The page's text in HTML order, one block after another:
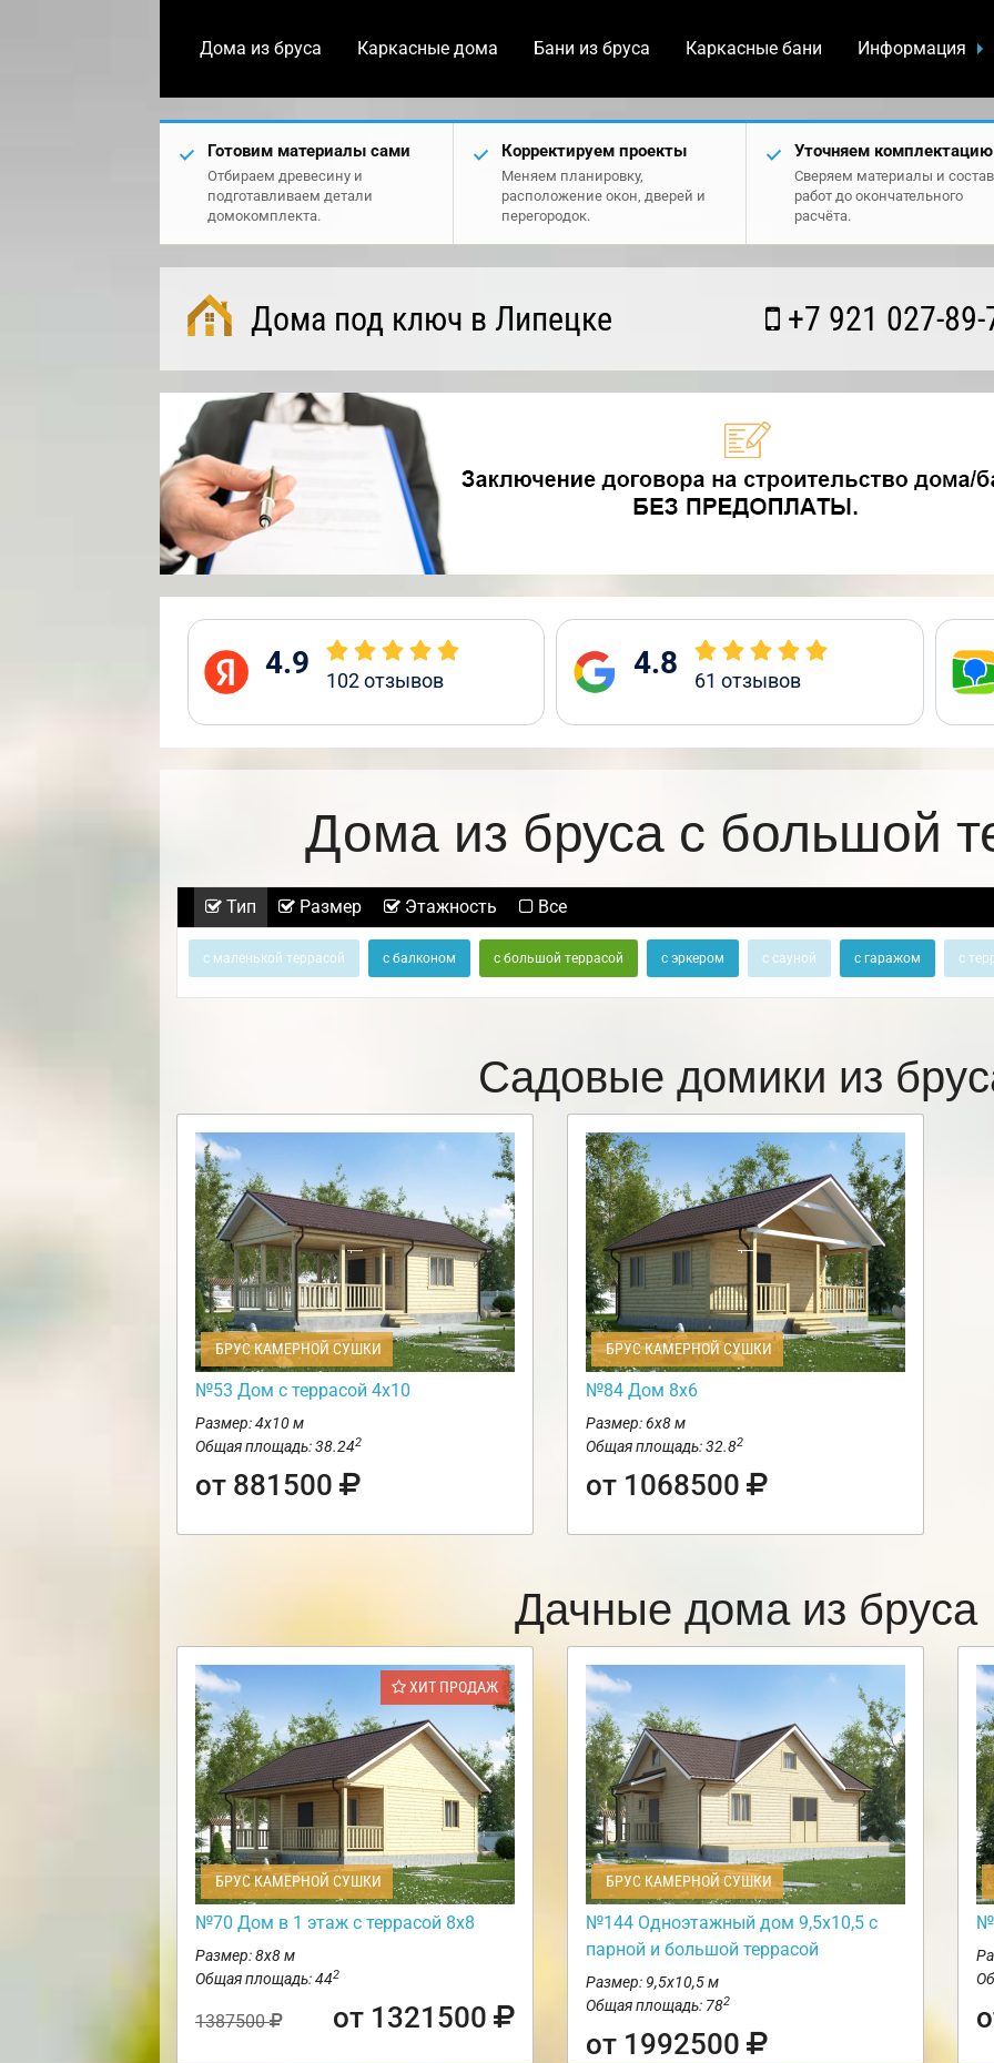
Дома из бруса Каркасные дома Бани из бруса Каркасные бани Информация
Готовим материалы сами
Отбираем древесину и
подготавливаем детали
домокомплекта.
Корректируем проекты
Меняем планировку,
расположение окон, дверей и
перегородок.
Уточняем комплектацию
Сверяем материалы и состав
работ до окончательного
расчёта.
Дома под ключ в Липецке +7 921 027-89-
4.9 102отзывов 4.8 61 отзывов
Дома из бруса с большой
Тип Размер Этажность Все
с маленькой террасой с балконом с большой террасой с эркером с сауной с гаражом с
Садовые домики из
БРУС КАМЕРНОЙ СУШКИ
№53 Дом с террасой 4х10
Размер: 4х10 м
Общая площадь: 38.242
от 881500
БРУС КАМЕРНОЙ СУШКИ
№84 Дом 8х6
Размер: 6х8 м
Общая площадь: 32.82
от 1068500
Дачные дома из бруса
ХИТ ПРОДАЖ
БРУС КАМЕРНОЙ СУШКИ
№70 Дом в 1 этаж с террасой 8х8
Размер: 8х8 м
Общая площадь: 442
1387500 от 1321500
БРУС КАМЕРНОЙ СУШКИ
№144 Одноэтажный дом 9,5х10,5 с
парной и большой террасой
Размер: 9,5х10,5 м
Общая площадь: 782
от 1992500